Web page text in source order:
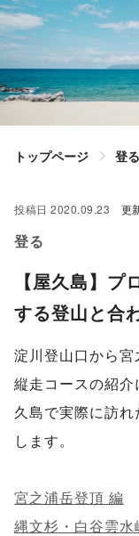
トップページ 登る
投稿日 2020.09.23 更
登る
【屋久島】
する登山と合
淀川登山口から
縦走コースの紹
久島で実際に訪
します。
宮之浦岳登頂 編
縄文杉・白谷雲水